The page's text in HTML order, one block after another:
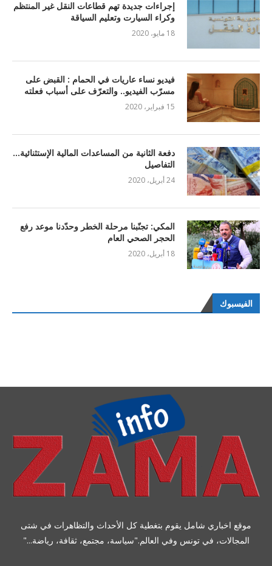
إجراءات جديدة تهم قطاعات النقل غير المنتظم
وكراء السيارت وتعليم السياقة
18 مايو، 2020
فيديو نساء عاريات في الحمام : القبض على
مسرّب الفيديو.. والتعرّف على أسباب فعلته
15 فبراير، 2020
دفعة الثانية من المساعدات المالية الإستثنائية…
التفاصيل
24 أبريل، 2020
المكي: تجنّبنا مرحلة الخطر وحدّدنا موعد رفع
الحجر الصحي العام
18 أبريل، 2020
الفيسبوك
موقع اخباري شامل يقوم بتغطية كل الأحداث والتظاهرات في شتى
المجالات، في تونس وفي العالم."سياسة، مجتمع، ثقافة، رياضة..."